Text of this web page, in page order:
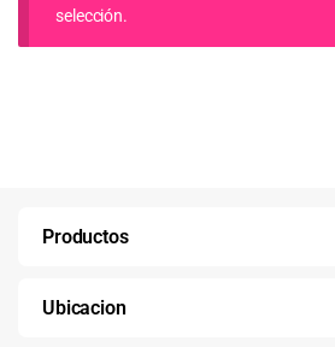
selección.
Productos
Ubicacion